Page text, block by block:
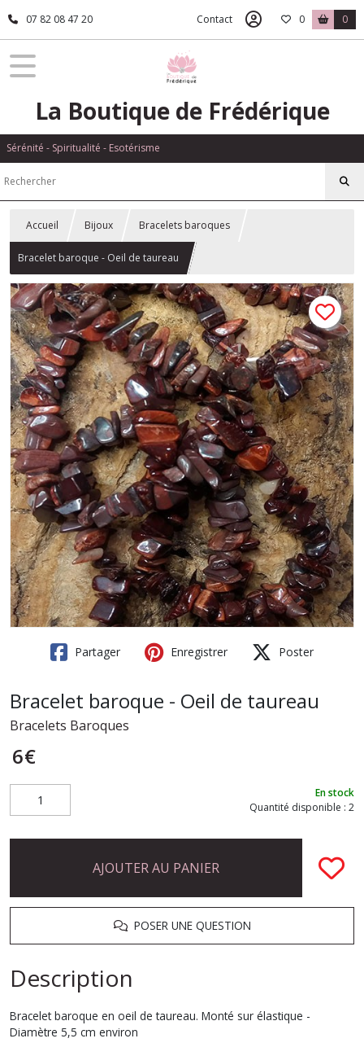
07 82 08 47 20 Contact 0 0
La Boutique de Frédérique
Sérénité - Spiritualité - Esotérisme
Accueil Bijoux Bracelets baroques
Bracelet baroque - Oeil de taureau
Partager Enregistrer Poster
Bracelet baroque - Oeil de taureau
Bracelets Baroques
6€
En stock
Quantité disponible : 2
AJOUTER AU PANIER
POSER UNE QUESTION
Description
Bracelet baroque en oeil de taureau. Monté sur élastique -
Diamètre 5,5 cm environ